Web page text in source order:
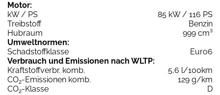
Motor:
kW / PS
85 kW / 116 PS
Treibstoff
Benzin
Hubraum
999 cm³
Umweltnormen:
Schadstoffklasse
Euro6
Verbrauch und Emissionen nach WLTP:
Kraftstoffverbr. komb.
5,6 l/100km
CO2-Emissionen komb.
129 g/km
CO2-Klasse
D